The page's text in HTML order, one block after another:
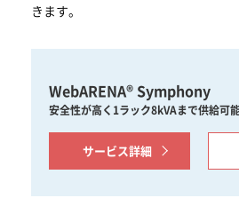
きます。
WebARENA® Symphony
安全性が高く1ラック8kVAまで供給可
サービス詳細